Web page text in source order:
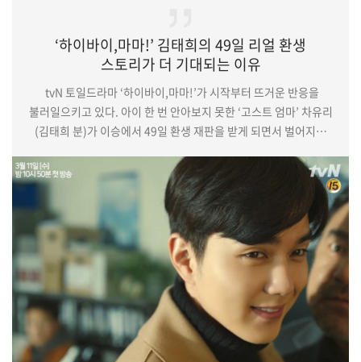
‘하이바이,마마!’ 김태희의 49일 리얼 환생
스토리가 더 기대되는 이유
tvN 토일드라마 ‘하이바이,마마!’가 시작부터 뜨거운 반응을
불러일으키고 있다. 아이 한 번 안아보지 못한 ‘고스트 엄마’ 차유리
(김태희 분)가 이승에서 49일 환생 재판을 받게 되면서 벌어지는
공감할 수 있는 이야기를 유쾌한 터치와 따뜻한 감성으로 풀어낸
유제원 감독과 권혜주 작가의 만남은 역시 옳았다. (중략)한편,
평범함조차 허락되지 않는 억울함에 신에게 울분을 토하던
차유리는 하늘에서 받아야 할 환생 재판을 이승에서 받게 된다.
생전 모습 그대로…